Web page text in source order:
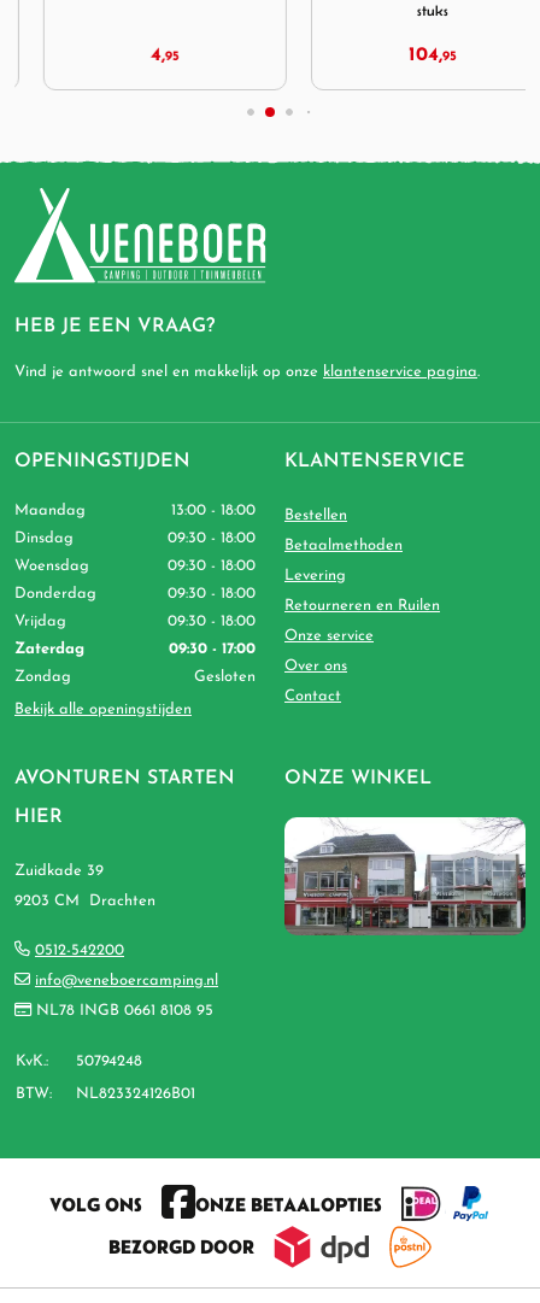
stuks
104, 95
HEB JE EEN VRAAG?
Vind je antwoord snel en makkelijk op onze klantenservice pagina.
AVONTUREN STARTEN
HIER
Zuidkade 39
9203 CM Drachten
0512-542200
info@veneboercamping.nl
NL78 INGB 0661 8108 95
KvK.: 50794248
BTW: NL823324126B01
OPENINGSTIJDEN
Maandag
13:00 - 18:00
Dinsdag
09:30 - 18:00
Woensdag
09:30 - 18:00
Donderdag
09:30 - 18:00
Vrijdag
09:30 - 18:00
Zaterdag
09:30 - 17:00
Zondag
Gesloten
Bekijk alle openingstijden
KLANTENSERVICE
Bestellen
Betaalmethoden
Levering
Retourneren en Ruilen
Onze service
Over ons
Contact
ONZE WINKEL
VOLG ONS
ONZE BETAALOPTIES
BEZORGD DOOR